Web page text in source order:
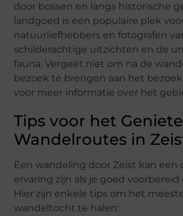
door bossen en langs historische
landgoed is een populaire plek
natuurliefhebbers en fotografen
schilderachtige uitzichten en de
fauna. Vergeet niet om na de
bezoek te brengen aan het
voor meer informatie over het
Tips voor het
Wandelroutes in
Een wandeling door Zeist kan een
ervaring zijn als je goed voorbereid
Hier zijn enkele tips om het
wandeltocht te halen: